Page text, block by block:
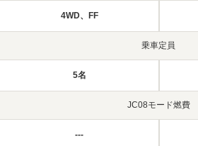
4WD、FF
乗車定員
5名
JC08モード燃費
---